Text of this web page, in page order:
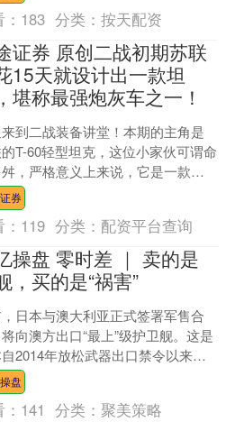
183 分类：按天配资
证券 原创二战初期苏联
15天就设计出一款坦
堪称最强炮灰车之一！
到二战装备讲堂！本期的主角是
T-60轻型坦克，这位小家伙可谓命
，严格意义上来说，它是一款名
的炮灰坦克。为什么这样说呢？
咱们提到过T....
券
119 分类： 配资平台查询
操盘 零时差 ｜ 卖的是
，买的是“祸害”
日本与澳大利亚正式签署军售合
向澳方出口“最上”级护卫舰。这是
2014年放松武器出口禁令以来，
重的一份军售订单。然而，这笔
非单纯的军....
盘
141 分类： 聚美策略